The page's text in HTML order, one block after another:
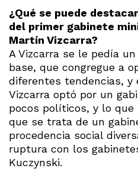
¿Qué se puede
del primer gabinete
Martín Vizcarra?
A Vizcarra se le pedía
base, que congregue a
diferentes tendencias, y
Vizcarra optó por un
pocos políticos, y lo
que se trata de un
procedencia social
ruptura con los
Kuczynski.